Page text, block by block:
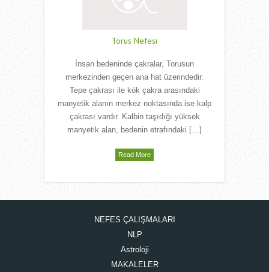
Torus Nefesi
İnsan bedeninde çakralar, Torusun
merkezinden geçen ana hat üzerindedir.
Tepe çakrası ile kök çakra arasındaki
manyetik alanın merkez noktasında ise kalp
çakrası vardır. Kalbin taşıdığı yüksek
manyetik alan, bedenin etrafındaki […]
Read More
NEFES ÇALIŞMALARI
NLP
Astroloji
MAKALELER